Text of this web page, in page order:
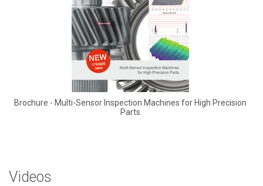
Brochure - Multi-Sensor Inspection Machines for High Precision
Parts
Videos